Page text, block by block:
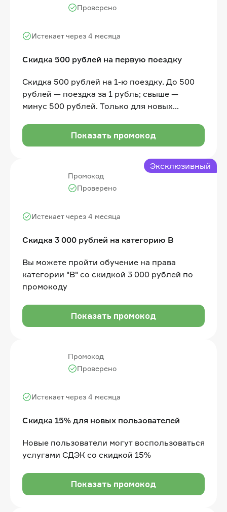
Скидка 500 рублей на первую поездку
Истекает через 4 месяца
Проверено
Скидка 500 рублей на 1-ю поездку. До 500
рублей — поездка за 1 рубль; свыше —
минус 500 рублей. Только для новых
Фикс тарифыПоказать промокод
Промокод
Скидка 3 000 рублей на категорию B
Истекает через 4 месяца
Проверено
Вы можете пройти обучение на права
категории "B" со скидкой 3 000 рублей по
промокоду
Показать промокод
Эксклюзивный
Промокод
Скидка 15% для новых пользователей
Истекает через 4 месяца
Проверено
Новые пользователи могут воспользоваться
услугами СДЭК со скидкой 15%
Показать промокод